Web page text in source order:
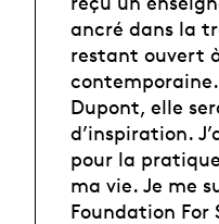
ancré dans la
restant ouvert
Dupont, elle
d’inspiration.
pour la
ma vie. Je me
Foundation For